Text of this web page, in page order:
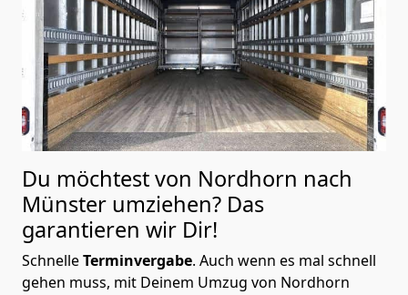
Du möchtest von Nordhorn nach
Münster umziehen? Das
garantieren wir Dir!
SchnelleTerminvergabe. Auch wenn es mal schnell
gehen muss, mit Deinem Umzug von Nordhorn